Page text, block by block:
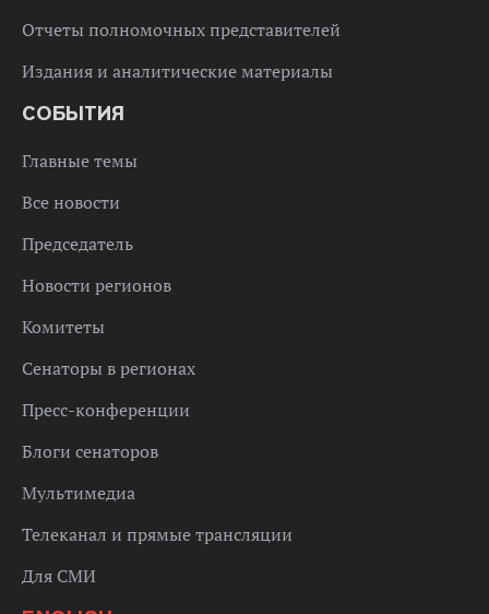
Отчеты полномочных представителей
Издания и аналитические материалы
СОБЫТИЯ
Главные темы
Все новости
Председатель
Новости регионов
Комитеты
Сенаторы в регионах
Пресс-конференции
Блоги сенаторов
Мультимедиа
Телеканал и прямые трансляции
Для СМИ